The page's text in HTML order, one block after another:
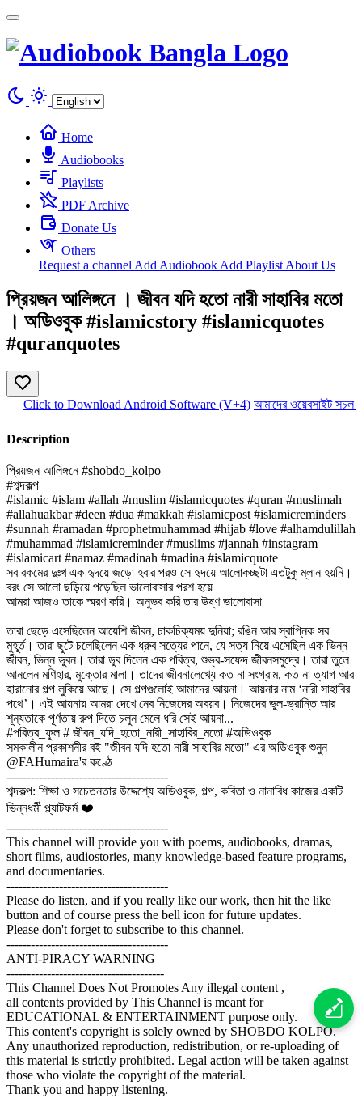
Home
Audiobooks
Playlists
PDF Archive
Donate Us
Others
Request a channel Add Audiobook Add Playlist About Us
প্রিয়জন আলিঙ্গনে । জীবন যদি হতো নারী সাহাবির মতো
। অডিওবুক #islamicstory #islamicquotes
#quranquotes
Click to Download Android Software (V+4) আমাদের ওয়েবসাইট সচল
Description
প্রিয়জন আলিঙ্গনে #shobdo_kolpo
#শব্দকল্প
#islamic #islam #allah #muslim #islamicquotes #quran #muslimah
#allahuakbar #deen #dua #makkah #islamicpost #islamicreminders
#sunnah #ramadan #prophetmuhammad #hijab #love #alhamdulillah
#muhammad #islamicreminder #muslims #jannah #instagram
#islamicart #namaz #madinah #madina #islamicquote
সব রকমের দুঃখ এক হৃদয়ে জড়ো হবার পরও সে হৃদয়ে আলোকচ্ছটা এতটুকু ম্লান হয়নি।
বরং সে আলো ছড়িয়ে পড়েছিল ভালোবাসার পরশ হয়ে
আমরা আজও তাকে স্মরণ করি। অনুভব করি তার উষ্ণ ভালোবাসা
তারা ছেড়ে এসেছিলেন আয়েশি জীবন, চাকচিক্যময় দুনিয়া; রঙিন আর স্বাপ্নিক সব
মুহূর্ত। তারা ছুটে চলেছিলেন এক ধ্রুব সত্যের পানে, যে সত্য নিয়ে এসেছিল এক ভিন্ন
জীবন, ভিন্ন ভুবন। তারা ডুব দিলেন এক পবিত্র, শুভ্র-সফেদ জীবনসমুদ্রে। তারা তুলে
আনলেন মণিহার, মুক্তোর মালা। তাদের জীবনালেখ্যে কত না সংগ্রাম, কত না ত্যাগ আর
হারানোর গল্প লুকিয়ে আছে। সে গল্পগুলোই আমাদের আয়না। আয়নার নাম ‘নারী সাহাবির
পথে’। এই আয়নায় আমরা দেখে নেব নিজেদের অবয়ব। নিজেদের ভুল-ভ্রান্তি আর
শূন্যতাকে পূর্ণতায় রুপ দিতে চলুন মেলে ধরি সেই আয়না...
#পবিত্র_ফুল # জীবন_যদি_হতো_নারী_সাহাবির_মতো #অডিওবুক
সমকালীন প্রকাশনীর বই "জীবন যদি হতো নারী সাহাবির মতো" এর অডিওবুক শুনুন
@FAHumaira'র কণ্ঠে
----------------------------------------
শব্দকল্প: শিক্ষা ও সচেতনতার উদ্দেশ্যে অডিওবুক, গল্প, কবিতা ও নানাবিধ কাজের একটি
ভিন্নধর্মী প্ল্যাটফর্ম ❤️
----------------------------------------
This channel will provide you with poems, audiobooks, dramas,
short films, audiostories, many knowledge-based feature programs,
and documentaries.
----------------------------------------
Please do listen, and if you really like our work, then hit the like
button and of course press the bell icon for future updates.
Please don't forget to subscribe to this channel.
----------------------------------------
ANTI-PIRACY WARNING
---------------------------------------
This Channel Does Not Promotes Any illegal content ,
all contents provided by This Channel is meant for
EDUCATIONAL & ENTERTAINMENT purpose only.
This content's copyright is solely owned by SHOBDO KOLPO.
Any unauthorized reproduction, redistribution, or re-uploading of
this material is strictly prohibited. Legal action will be taken against
those who violate the copyright of the material.
Thank you and happy listening.